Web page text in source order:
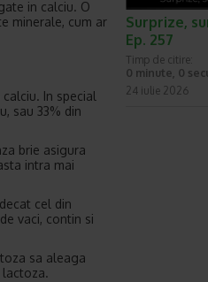
in calciu. O
minerale, cum ar
In special
sau 33% din
brie asigura
intra mai
cel din
vaci, contin si
sa aleaga
lactoza.
Surprize,
Ep. 257
Timp de citire:
0 minute, 0
24 iulie 2026